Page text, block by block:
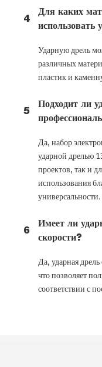
4
Для каких
использовать
Ударную дрель
различных
пластик и
5
Подходит ли
Да, набор
ударной дрелью
проектов, так и
использования
универсальности.
6
Имеет ли
скорости?
Да, ударная
что позволяет
соответствии с